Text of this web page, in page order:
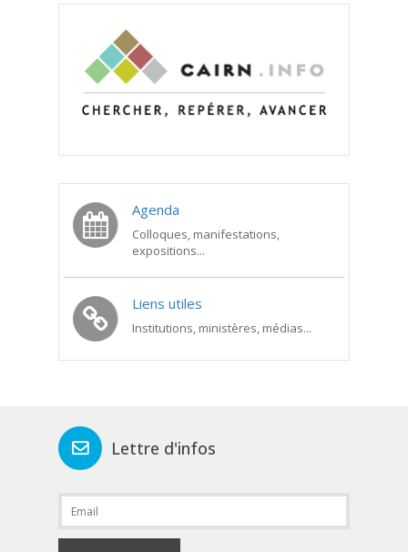
Agenda
Colloques, manifestations,
expositions...
Liens utiles
Institutions, ministères, médias...
Lettre d'infos